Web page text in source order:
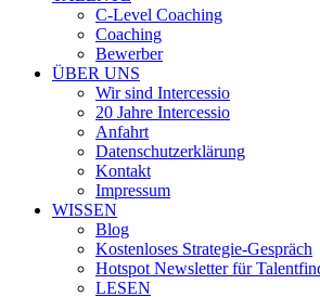
C-Level Coaching
Coaching
Bewerber
ÜBER UNS
Wir sind Intercessio
20 Jahre Intercessio
Anfahrt
Datenschutzerklärung
Kontakt
Impressum
WISSEN
Blog
Kostenloses Strategie-Gespräch
Hotspot Newsletter für
LESEN